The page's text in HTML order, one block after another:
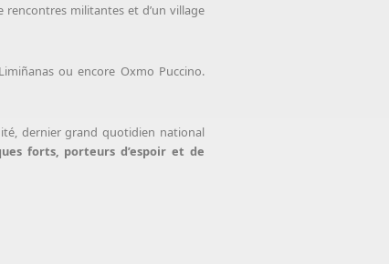
rencontres militantes et d’un village
ou encore Oxmo Puccino.
dernier grand quotidien national
forts, porteurs d’espoir et de